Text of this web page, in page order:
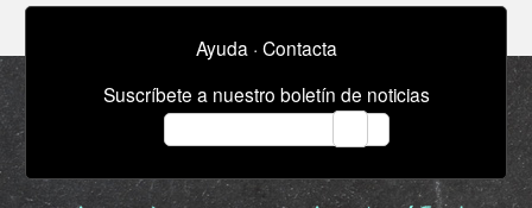
Ayuda · Contacta
Suscríbete a nuestro boletín de noticias